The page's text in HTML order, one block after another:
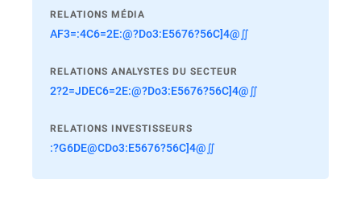
RELATIONS MÉDIA
AF3=:4C6=2E:@?Do3:E5676?56C]4@∬
RELATIONS ANALYSTES DU SECTEUR
2?2=JDEC6=2E:@?Do3:E5676?56C]4@∬
RELATIONS INVESTISSEURS
:?G6DE@CDo3:E5676?56C]4@∬